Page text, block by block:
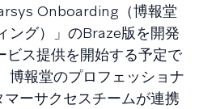
Onboarding（博報堂
ング）」のBraze版を開発
ビス提供を開始する予定で
博報堂のプロフェッショナ
ーサクセスチームが連携